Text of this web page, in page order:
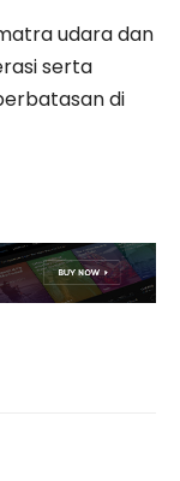
udara dan
serta
di